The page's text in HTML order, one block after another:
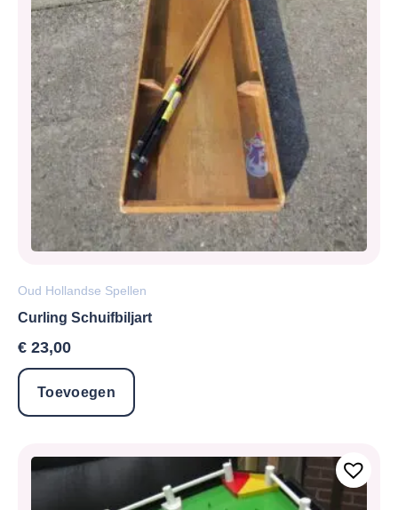
Oud Hollandse Spellen
Curling Schuifbiljart
€ 23,00
Toevoegen